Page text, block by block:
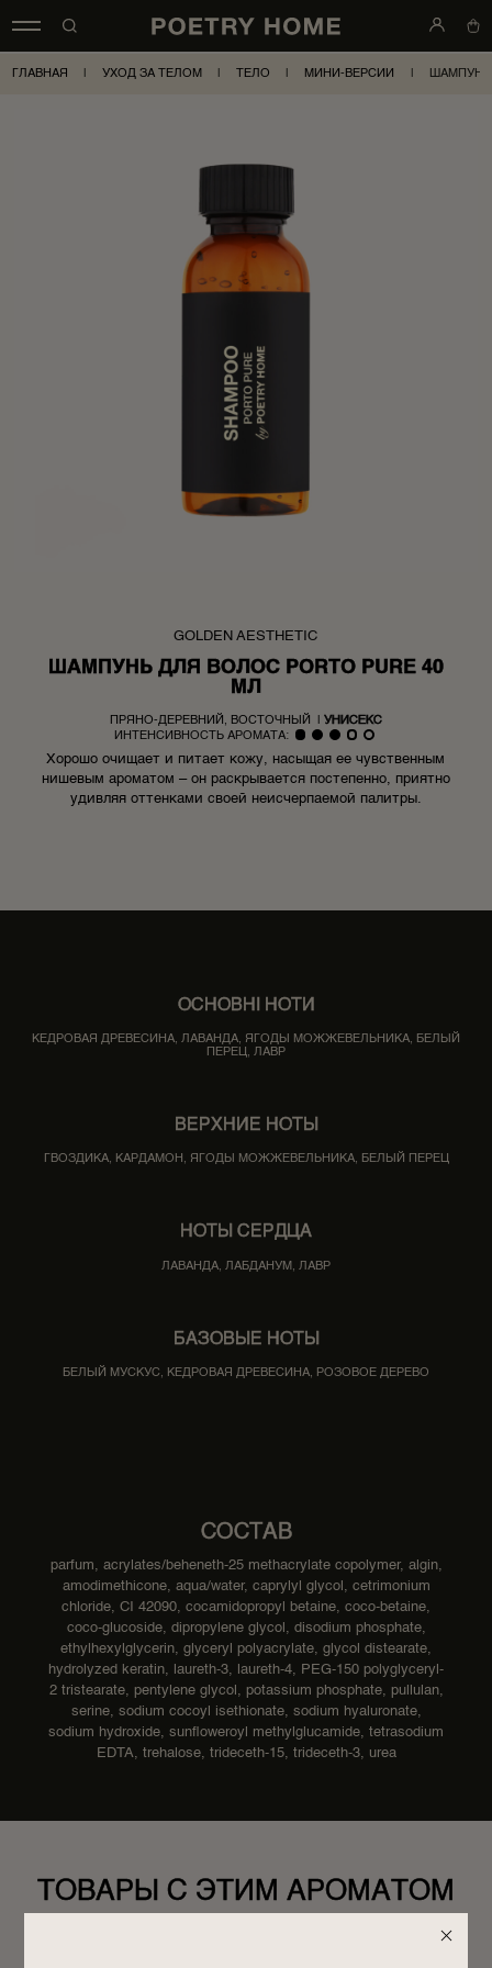
ГЛАВНАЯ УХОД ЗА ТЕЛОМ ТЕЛО МИНИ-ВЕРСИИ ШАМПУНЬ
GOLDEN AESTHETIC
ШАМПУНЬ ДЛЯ ВОЛОС PORTO PURE 40
МЛ
ПРЯНО-ДЕРЕВНИЙ, ВОСТОЧНЫЙ
УНИСЕКС
ИНТЕНСИВНОСТЬ АРОМАТА:
Хорошо очищает и питает кожу, насыщая ее чувственным
нишевым ароматом – он раскрывается постепенно, приятно
удивляя оттенками своей неисчерпаемой палитры.
ОСНОВНІ НОТИ
КЕДРОВАЯ ДРЕВЕСИНА, ЛАВАНДА, ЯГОДЫ МОЖЖЕВЕЛЬНИКА, БЕЛЫЙ
ПЕРЕЦ, ЛАВР
ВЕРХНИЕ НОТЫ
ГВОЗДИКА, КАРДАМОН, ЯГОДЫ МОЖЖЕВЕЛЬНИКА, БЕЛЫЙ ПЕРЕЦ
НОТЫ СЕРДЦА
ЛАВАНДА, ЛАБДАНУМ, ЛАВР
БАЗОВЫЕ НОТЫ
БЕЛЫЙ МУСКУС, КЕДРОВАЯ ДРЕВЕСИНА, РОЗОВОЕ ДЕРЕВО
СОСТАВ
parfum, acrylates/beheneth-25 methacrylate copolymer, algin,
amodimethicone, aqua/water, caprylyl glycol, cetrimonium
chloride, CI 42090, cocamidopropyl betaine, coco-betaine,
coco-glucoside, dipropylene glycol, disodium phosphate,
ethylhexylglycerin, glyceryl polyacrylate, glycol distearate,
hydrolyzed keratin, laureth-3, laureth-4, PEG-150 polyglyceryl-
2 tristearate, pentylene glycol, potassium phosphate, pullulan,
serine, sodium cocoyl isethionate, sodium hyaluronate,
sodium hydroxide, sunfloweroyl methylglucamide, tetrasodium
EDTA, trehalose, trideceth-15, trideceth-3, urea
ТОВАРЫ С ЭТИМ АРОМАТОМ